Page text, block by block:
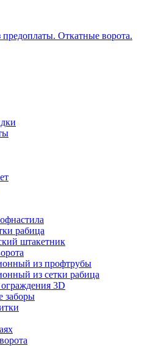
предоплаты. Откатные ворота.
рабица
штакетник
из профтрубы
из сетки рабица
3D
заборы